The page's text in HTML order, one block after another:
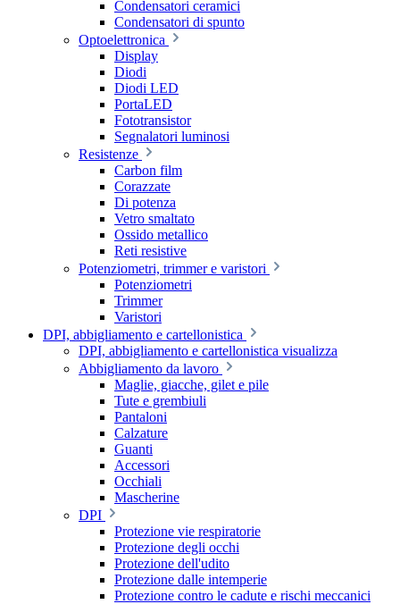
Condensatori ceramici
Condensatori di spunto
Optoelettronica
Display
Diodi
Diodi LED
PortaLED
Fototransistor
Segnalatori luminosi
Resistenze
Carbon film
Corazzate
Di potenza
Vetro smaltato
Ossido metallico
Reti resistive
Potenziometri, trimmer e varistori
Potenziometri
Trimmer
Varistori
DPI, abbigliamento e cartellonistica
DPI, abbigliamento e cartellonistica visualizza
Abbigliamento da lavoro
Maglie, giacche, gilet e pile
Tute e grembiuli
Pantaloni
Calzature
Guanti
Accessori
Occhiali
Mascherine
DPI
Protezione vie respiratorie
Protezione degli occhi
Protezione dell'udito
Protezione dalle intemperie
Protezione contro le cadute e rischi meccanici